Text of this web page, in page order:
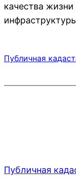
качества
Публичная
Публичная